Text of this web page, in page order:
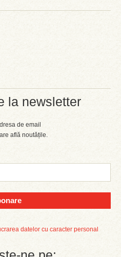
la newsletter
de email
află noutățile.
datelor cu caracter personal